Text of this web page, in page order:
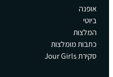
אופנה
ביוטי
המלצות
כתבות מומלצות
סקירת Jour Girls